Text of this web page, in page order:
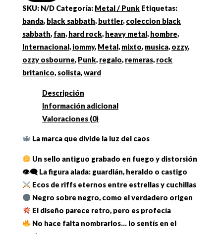
Sello
de
Birmingham"
cantidad
SKU: N/D Categoría: Metal / Punk Etiquetas:
banda, black sabbath, buttler, coleccion black
sabbath, fan, hard rock, heavy metal, hombre,
Internacional, iommy, Metal, mixto, musica, ozzy,
ozzy osbourne, Punk, regalo, remeras, rock
britanico, solista,ward
Descripción
Información adicional
Valoraciones (0)
La marca que divide la luz del caos
Un sello antiguo grabado en fuego y distorsión
👁‍🗨 La figura alada: guardián, heraldo o castigo
Ecos de riffs eternos entre estrellas y cuchillas
Negro sobre negro, como el verdadero origen
El diseño parece retro, pero es profecía
No hace falta nombrarlos… lo sentís en el